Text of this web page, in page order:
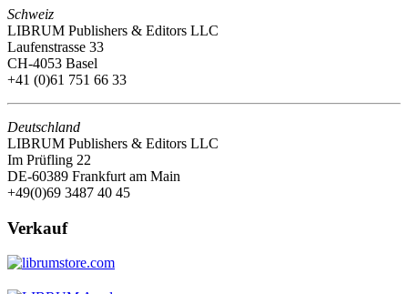
Schweiz
LIBRUM Publishers & Editors LLC
Laufenstrasse 33
CH-4053 Basel
+41 (0)61 751 66 33
Deutschland
LIBRUM Publishers & Editors LLC
Im Prüfling 22
DE-60389 Frankfurt am Main
+49(0)69 3487 40 45
Verkauf